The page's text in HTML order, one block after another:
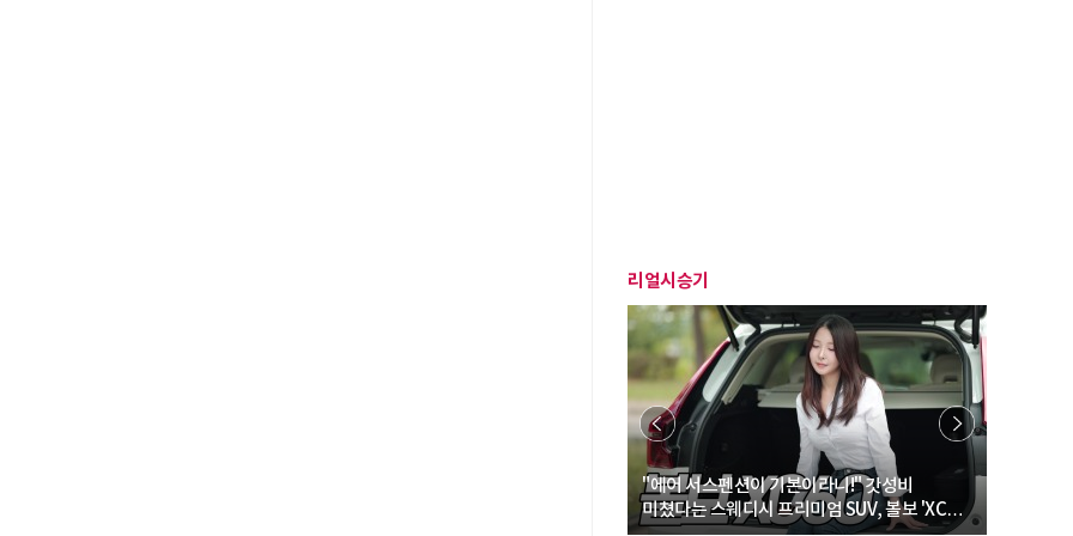
리얼시승기
"에어 서스펜션이 기본이라니!" 갓성비
미쳤다는 스웨디시 프리미엄 SUV, 볼보 'XC60